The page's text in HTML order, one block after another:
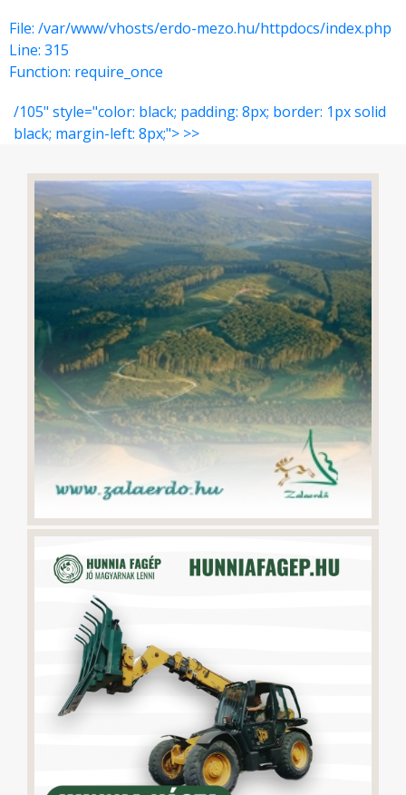
File: /var/www/vhosts/erdo-mezo.hu/httpdocs/index.php
Line: 315
Function: require_once
/105" style="color: black; padding: 8px; border: 1px solid
black; margin-left: 8px;"> >>